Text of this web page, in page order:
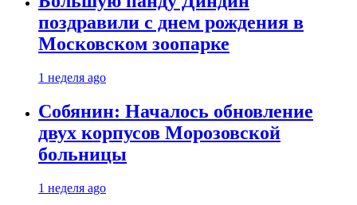
поздравили с днем рождения в
Московском зоопарке
1 неделя ago
Собянин: Началось обновление
двух корпусов Морозовской
больницы
1 неделя ago